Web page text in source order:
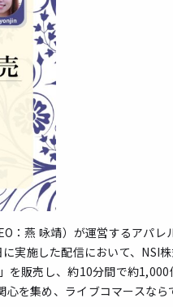
：燕 咏靖）が運営するアパ
実施した配信において、NSI
販売し、約10分間で約1,000
を集め、ライブコマースな